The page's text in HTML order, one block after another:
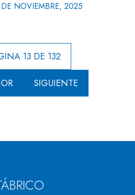
NOVIEMBRE, 2025
13 DE 132
SIGUIENTE